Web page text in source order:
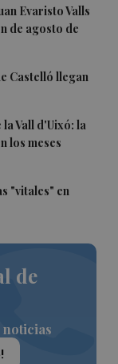
Evaristo Valls
de agosto de
Castelló llegan
Vall d'Uixó: la
los meses
"vitales" en
de
noticias